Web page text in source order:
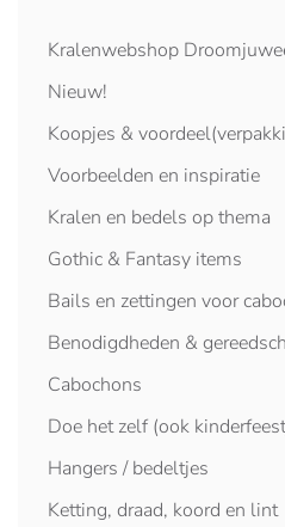
Kralenwebshop
Nieuw!
Koopjes &
Voorbeelden en inspiratie
Kralen en bedels op thema
Gothic & Fantasy items
Bails en zettingen voor
Benodigdheden &
Cabochons
Doe het zelf (ook
Hangers / bedeltjes
Ketting, draad, koord en lint